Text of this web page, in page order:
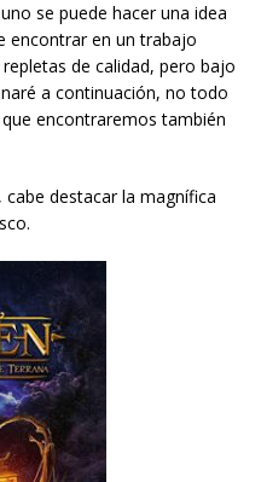
se puede hacer una idea
encontrar en un trabajo
de calidad, pero bajo
a continuación, no todo
encontraremos también
destacar la magnífica